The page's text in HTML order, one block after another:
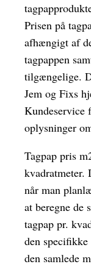
Prisen på
afhængigt af
tagpappen
tilgængelige.
Jem og Fixs
Kundeservice
oplysninger
Tagpap pris
kvadratmeter.
når man
at beregne de
tagpap pr.
den
den samlede